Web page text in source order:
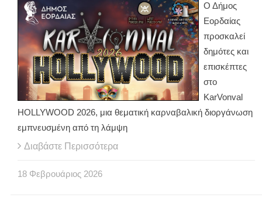
Ο Δήμος
Εορδαίας
προσκαλεί
δημότες και
επισκέπτες
στο
KarVonval
HOLLYWOOD 2026, μια θεματική καρναβαλική διοργάνωση
εμπνευσμένη από τη λάμψη
Διαβάστε Περισσότερα
18 Φεβρουάριος 2026